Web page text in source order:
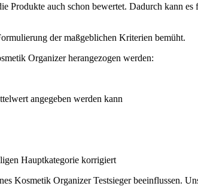
auch schon bewertet. Dadurch kann
der maßgeblichen Kriterien bemüht.
Organizer herangezogen werden:
angegeben werden kann
Hauptkategorie korrigiert
Kosmetik Organizer Testsieger beeinflussen.